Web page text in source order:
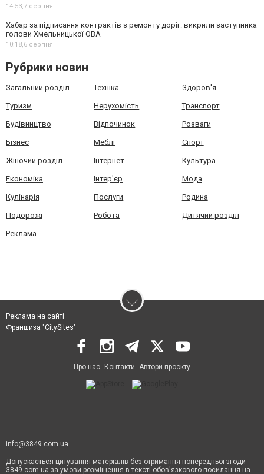
14:53,7 серпня
Хабар за підписання контрактів з ремонту доріг: викрили заступника
голови Хмельницької ОВА
10:18,6 серпня
Рубрики новин
Загальний розділ Техніка Здоров'я
Туризм Нерухомість Транспорт
Будівництво Відпочинок Розваги
Бізнес Меблі Спорт
Жіночий розділ Інтернет Культура
Економіка Інтер'єр Мода
Кулінарія Послуги Родина
Подорожі Робота Дитячий розділ
Реклама
Реклама на сайті
Франшиза "CitySites"
Про нас Контакти Автори проєкту
info@3849.com.ua
Допускається цитування матеріалів без отримання попередньої згоди
3849.com.ua за умови розміщення в тексті обов'язкового посилання на